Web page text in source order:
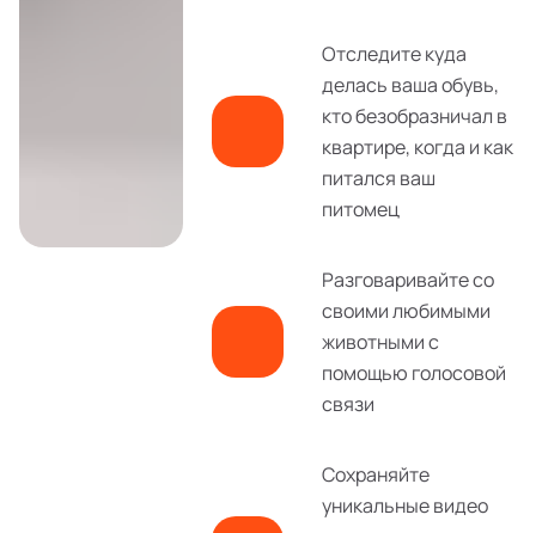
Отследите куда
делась ваша обувь,
кто безобразничал в
квартире, когда и как
питался ваш
питомец
Разговаривайте со
своими любимыми
животными с
помощью голосовой
связи
Сохраняйте
уникальные видео